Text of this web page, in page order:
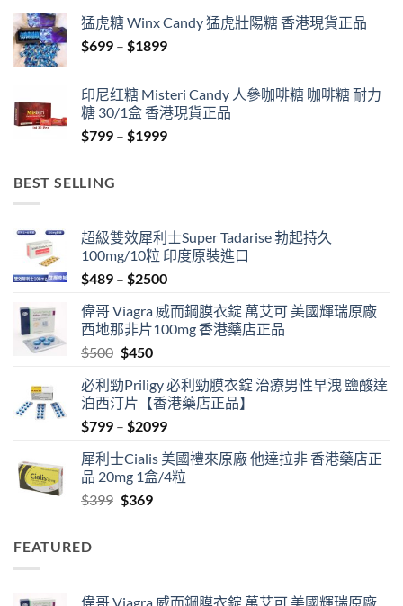
through
$1849
猛虎糖 Winx Candy 猛虎壯陽糖 香港現貨正品
$699 – $1899Price
through
$1899
印尼红糖 Misteri Candy 人參咖啡糖 咖啡糖 耐力
糖 30/1盒 香港現貨正品
$799 – $1999Price
BEST SELLING
超級雙效犀利士Super Tadarise 勃起持久
100mg/10粒 印度原裝進口
$489 – $2500Price
$489
through
偉哥 Viagra 威而鋼膜衣錠 萬艾可 美國輝瑞原廠
西地那非片100mg 香港藥店正品
$500 Original
was:
$500.
$450Current
is:
$450.
必利勁Priligy 必利勁膜衣錠 治療男性早洩 鹽酸達
泊西汀片【香港藥店正品】
$799 – $2099Price
$799
through
犀利士Cialis 美國禮來原廠 他達拉非 香港藥店正
品 20mg 1盒/4粒
$399 Original
$369Current
FEATURED
偉哥 Viagra 威而鋼膜衣錠 萬艾可 美國輝瑞原廠